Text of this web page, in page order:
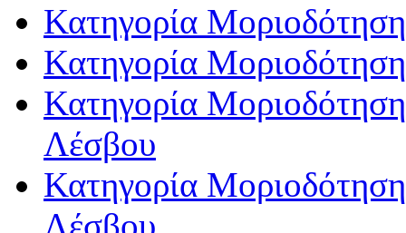
Κατηγορία
Κατηγορία
Κατηγορία
Λέσβου
Κατηγορία
Λέσβου